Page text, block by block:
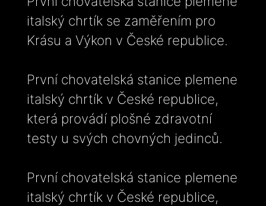
italský chrtík se zaměřením pro
Krásu a Výkon v České republice.
První chovatelská stanice plemene
italský chrtík v České republice,
která provádí plošné zdravotní
testy u svých chovných jedinců.
První chovatelská stanice plemene
italský chrtík v České republice,